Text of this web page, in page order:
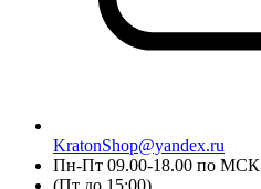
KratonShop@yandex.ru
Пн-Пт 09.00-18.00 по МСК